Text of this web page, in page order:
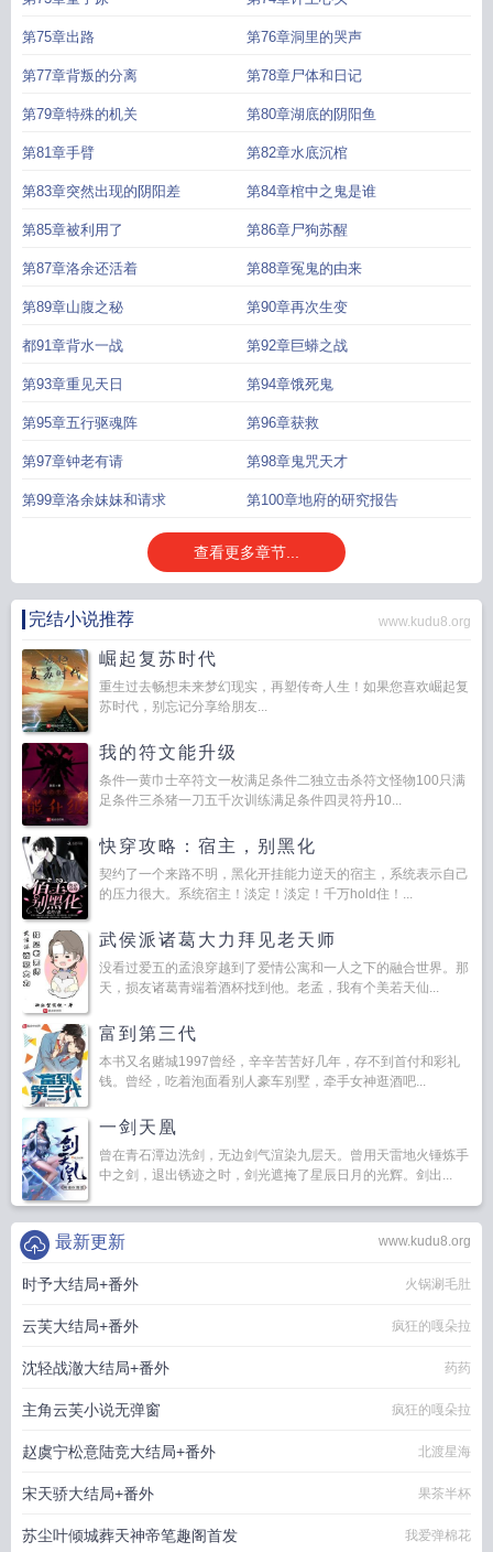
第75章出路 第76章洞里的哭声
第77章背叛的分离 第78章尸体和日记
第79章特殊的机关 第80章湖底的阴阳鱼
第81章手臂 第82章水底沉棺
第83章突然出现的阴阳差 第84章棺中之鬼是谁
第85章被利用了 第86章尸狗苏醒
第87章洛余还活着 第88章冤鬼的由来
第89章山腹之秘 第90章再次生变
都91章背水一战 第92章巨蟒之战
第93章重见天日 第94章饿死鬼
第95章五行驱魂阵 第96章获救
第97章钟老有请 第98章鬼咒天才
第99章洛余妹妹和请求 第100章地府的研究报告
查看更多章节...
完结小说推荐 www.kudu8.org
崛起复苏时代
重生过去畅想未来梦幻现实，再塑传奇人生！如果您喜欢崛起复
苏时代，别忘记分享给朋友...
我的符文能升级
条件一黄巾士卒符文一枚满足条件二独立击杀符文怪物100只满
足条件三杀猪一刀五千次训练满足条件四灵符丹10...
快穿攻略：宿主，别黑化
契约了一个来路不明，黑化开挂能力逆天的宿主，系统表示自己
的压力很大。系统宿主！淡定！淡定！千万hold住！...
武侯派诸葛大力拜见老天师
没看过爱五的孟浪穿越到了爱情公寓和一人之下的融合世界。那
天，损友诸葛青端着酒杯找到他。老孟，我有个美若天仙...
富到第三代
本书又名赌城1997曾经，辛辛苦苦好几年，存不到首付和彩礼
钱。曾经，吃着泡面看别人豪车别墅，牵手女神逛酒吧...
一剑天凰
曾在青石潭边洗剑，无边剑气渲染九层天。曾用天雷地火锤炼手
中之剑，退出锈迹之时，剑光遮掩了星辰日月的光辉。剑出...
www.kudu8.org
最新更新
时予大结局+番外 火锅涮毛肚
云芙大结局+番外 疯狂的嘎朵拉
沈轻战澈大结局+番外 药药
主角云芙小说无弹窗 疯狂的嘎朵拉
赵虞宁松意陆竞大结局+番外 北渡星海
宋天骄大结局+番外 果茶半杯
苏尘叶倾城葬天神帝笔趣阁首发 我爱弹棉花